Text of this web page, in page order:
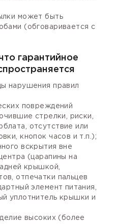
может быть
(обговаривается с
гарантийное
нарушения правил
повреждений
стрелки, риски,
отсутствие или
кнопок часов и т.п.);
вскрытия вне
(царапины на
крышкой,
отпечатки пальцев
элемент питания,
уплотнитель крышки и
высоких (более